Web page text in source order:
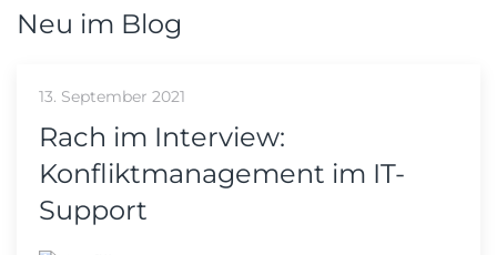
Neu im Blog
13. September 2021
Rach im Interview:
Konfliktmanagement im IT-
Support